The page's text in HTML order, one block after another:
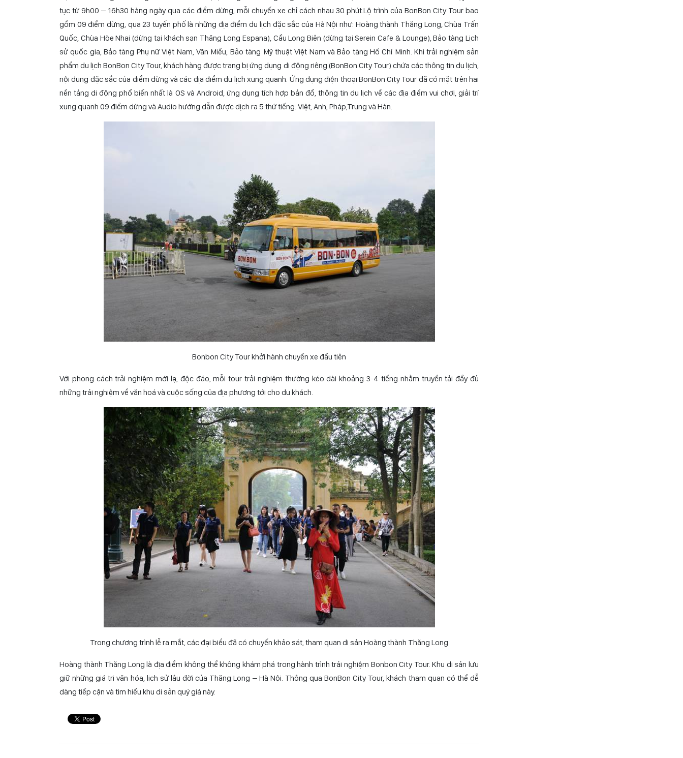
Các đại biểu chụp ảnh lưu niệm tại lễ ra mắt
Mỗi xe BonBon có sức chứa 22 người với toàn bộ nội thất trên xe đều được gia công và trang trí đặc biệt theo phong cách Hà
Nội xưa với tông màu vàng cổ điển làm chủ đạo, mang đến cảm giác gần gũi và thân thiện đối với du khách. Hai xe sẽ chạy liên
tục từ 9h00 – 16h30 hàng ngày qua các điểm dừng, mỗi chuyến xe chỉ cách nhau 30 phút.Lộ trình của BonBon City Tour bao
gồm 09 điểm dừng, qua 23 tuyến phố là những địa điểm du lịch đặc sắc của Hà Nội như: Hoàng thành Thăng Long, Chùa Trấn
Quốc, Chùa Hòe Nhai (dừng tại khách sạn Thăng Long Espana), Cầu Long Biên (dừng tại Serein Cafe & Lounge), Bảo tàng Lịch
sử quốc gia, Bảo tàng Phụ nữ Việt Nam, Văn Miếu, Bảo tàng Mỹ thuật Việt Nam và Bảo tàng Hổ Chí Minh. Khi trải nghiệm sản
Bonbon City Tour khởi hành chuyến xe đầu tiên
Với phong cách trải nghiệm mới lạ, độc đáo, mỗi tour trải nghiệm thường kéo dài khoảng 3-4 tiếng nhằm truyền tải đầy đủ
những trải nghiệm về văn hoá và cuộc sống của địa phương tới cho du khách.
Hoàng thành Thăng Long là địa điểm không thể không khám phá trong hành trình trải nghiệm Bonbon City Tour. Khu di sản lưu